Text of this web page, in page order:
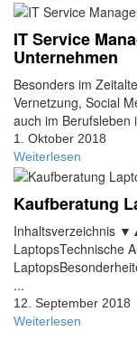
IT Service
Unternehmen
Besonders im
Vernetzung, Social
auch im Berufsleben
1. Oktober 2018
Weiterlesen
Kaufberatung
Inhaltsverzeichnis
LaptopsTechnische
...
12. September 2018
Weiterlesen